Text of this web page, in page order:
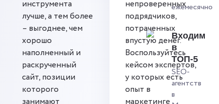
ежемесячно
Входим
в
ТОП-5
SEO-
агентств
в
инструмента
лучше, а тем более
– выгоднее, чем
хорошо
наполненный и
раскрученный
сайт, позиции
которого
непроверенных
подрядчиков,
потраченных
впустую денег.
Воспользуйтесь
кейсом экспертов,
у которых есть
опыт в